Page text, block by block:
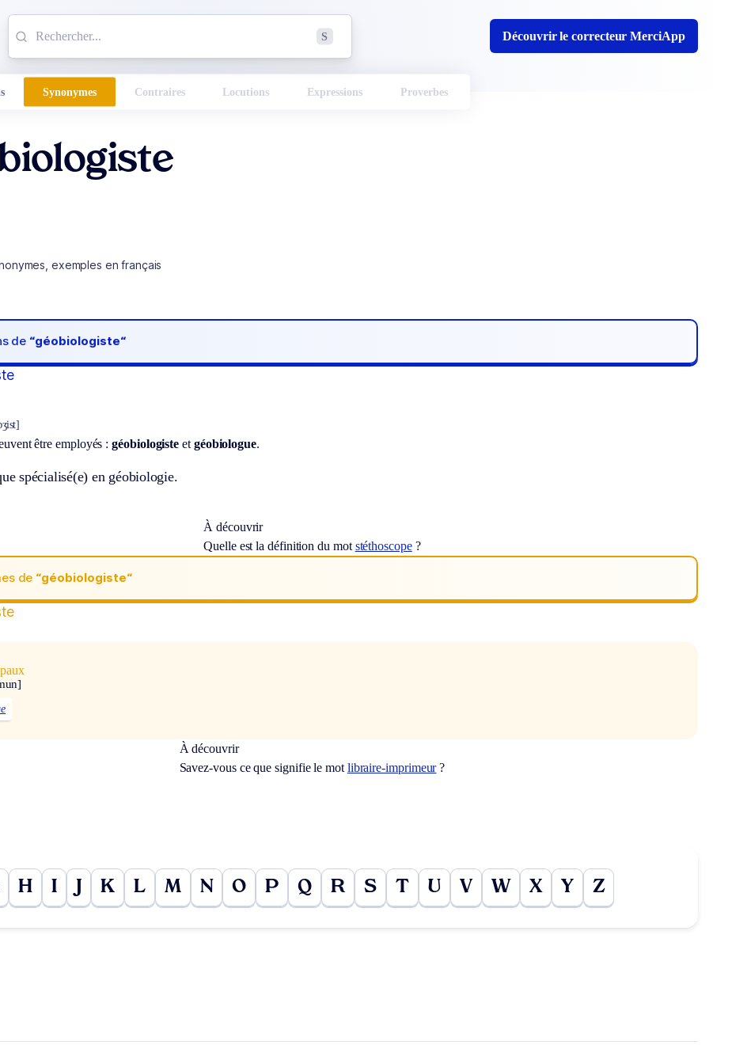
S Découvrir le correcteur MerciApp
Synonymes Contraires Locutions Expressions Proverbes
exemples en français
de “géobiologiste“
être employés :géobiologiste et géobiologue.
spécialisé(e) en géobiologie.
À découvrir
Quelle est la définition du mot stéthoscope?
de “géobiologiste“
À découvrir
Savez-vous ce que signifie le mot libraire-imprimeur?
H I J K L M N O P Q R S T U V W X Y Z